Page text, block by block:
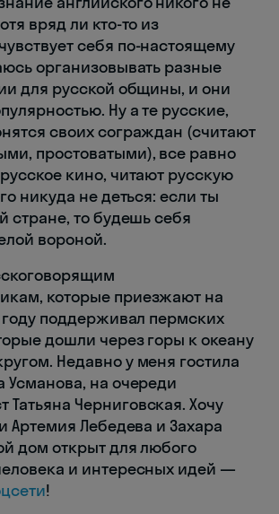
вряд ли кто-то из
себя по-настоящему
организовывать разные
для русской общины, и они
Ну а те русские,
своих сограждан (считают
простоватыми), все равно
кино, читают русскую
никуда не деться: если ты
стране, то будешь себя
вороной.
которые приезжают на
году поддерживал пермских
дошли через горы к океану
Недавно у меня гостила
Усманова, на очереди
Татьяна Черниговская. Хочу
Артемия Лебедева и Захара
дом открыт для любого
и интересных идей —
!